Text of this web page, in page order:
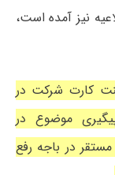
نیز آمده است،
کارت شرکت در
موضوع در
در باجه رفع